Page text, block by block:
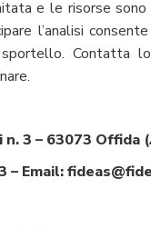
e le risorse sono
l’analisi
Contatta
n. 3 – 63073 Offida
– Email: